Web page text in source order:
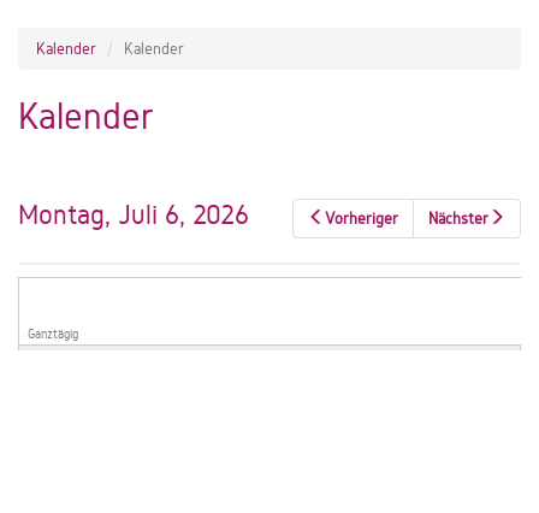
Kalender Kalender
Kalender
Vorheriger Nächster
Montag, Juli 6, 2026
Ganztägig